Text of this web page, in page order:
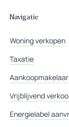
Navigatie
Woning verkopen
Taxatie
Aankoopmakelaar
Vrijblijvend
Energielabel